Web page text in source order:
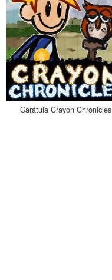
Carátula Crayon Chronicles